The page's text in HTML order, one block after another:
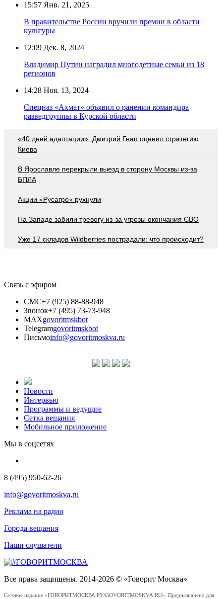
15:57 Янв. 21, 2025
В правительстве России вручили премии в области
культуры
12:09 Дек. 8, 2024
Владимир Путин наградил многодетные семьи из 18
регионов
14:28 Ноя. 13, 2024
Спецназ «Ахмат» объявил о ранении командира
разведгруппы в Курской области
«40 дней адаптации»: Дмитрий Гнап оценил стратегию
Киева
В Ярославле перекрыли выезд в сторону Москвы из-за
БПЛА
Акции «Русагро» рухнули
На Западе забили тревогу из-за угрозы окончания СВО
Уже 17 складов Wildberries пострадали: что происходит?
Связь с эфиром
СМС+7 (925) 88-88-948
Звонок+7 (495) 73-73-948
MAXgovoritmskbot
Telegramgovoritmskbot
Письмоinfo@govoritmoskva.ru
Новости
Интервью
Программы и ведущие
Сетка вещания
Мобильное приложение
Мы в соцсетях
8 (495) 950-62-26
info@govoritmoskva.ru
Реклама на радио
Города вещания
Наши слушатели
Все права защищены. 2014-2026 © «Говорит Москва»
Сетевое издание «ГОВОРИТМОСКВА.РУ/GOVORITMOSKVA.RU». Предназначено для